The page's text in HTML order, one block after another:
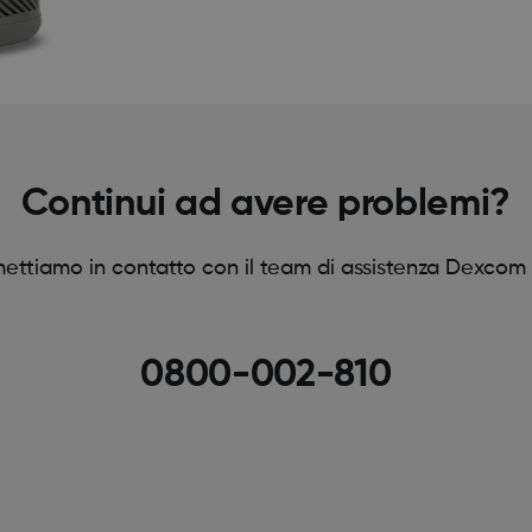
Continui ad avere problemi?
in contatto con il team di assistenza Dexcom
0800-002-810